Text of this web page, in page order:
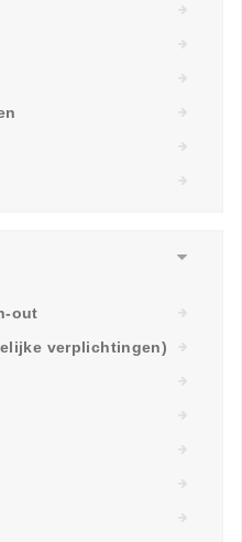
out
verplichtingen)